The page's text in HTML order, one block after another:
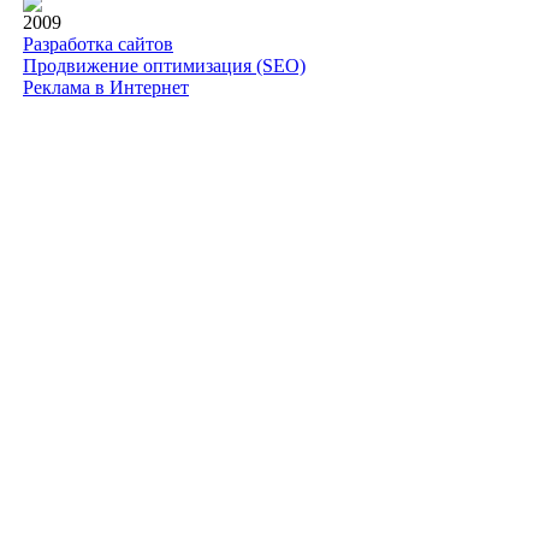
2009
Разработка сайтов
Продвижение оптимизация (SEO)
Реклама в Интернет